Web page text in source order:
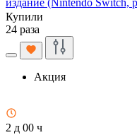
Купили
24 раза
Акция
2 д 00 ч